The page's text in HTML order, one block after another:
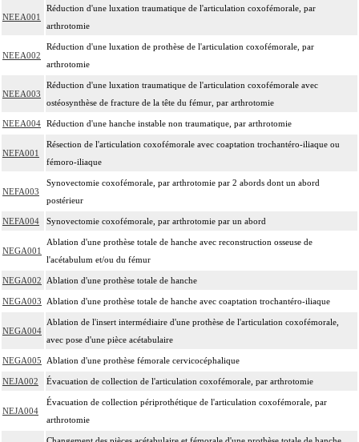
NEEA001
Réduction d'une luxation traumatique de l'articulation coxofémorale, par
arthrotomie
NEEA002
Réduction d'une luxation de prothèse de l'articulation coxofémorale, par
arthrotomie
NEEA003
Réduction d'une luxation traumatique de l'articulation coxofémorale avec
ostéosynthèse de fracture de la tête du fémur, par arthrotomie
NEEA004 Réduction d'une hanche instable non traumatique, par arthrotomie
NEFA001
Résection de l'articulation coxofémorale avec coaptation trochantéro-iliaque ou
fémoro-iliaque
NEFA003
Synovectomie coxofémorale, par arthrotomie par 2 abords dont un abord
postérieur
NEFA004 Synovectomie coxofémorale, par arthrotomie par un abord
NEGA001
Ablation d'une prothèse totale de hanche avec reconstruction osseuse de
l'acétabulum et/ou du fémur
NEGA002 Ablation d'une prothèse totale de hanche
NEGA003 Ablation d'une prothèse totale de hanche avec coaptation trochantéro-iliaque
NEGA004
Ablation de l'insert intermédiaire d'une prothèse de l'articulation coxofémorale,
avec pose d'une pièce acétabulaire
NEGA005 Ablation d'une prothèse fémorale cervicocéphalique
NEJA002 Évacuation de collection de l'articulation coxofémorale, par arthrotomie
NEJA004
Évacuation de collection périprothétique de l'articulation coxofémorale, par
arthrotomie